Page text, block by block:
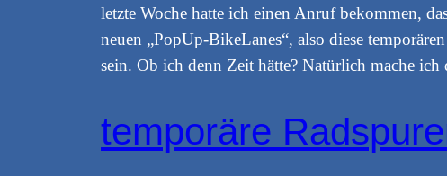
letzte Woche hatte ich einen Anruf bekommen,
neuen „PopUp-BikeLanes“, also diese
sein. Ob ich denn Zeit hätte? Natürlich mache
temporäre